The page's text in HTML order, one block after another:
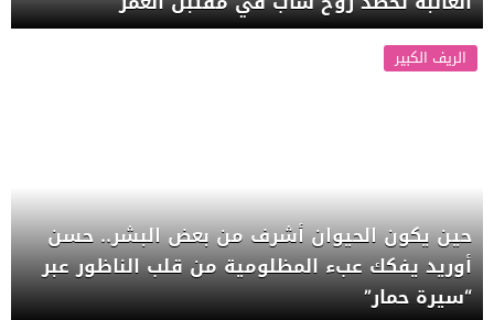
الريف الكبير
حين يكون الحيوان أشرف من بعض البشر.. حسن
أوريد يفكك عبء المظلومية من قلب الناظور عبر
“سيرة حمار”